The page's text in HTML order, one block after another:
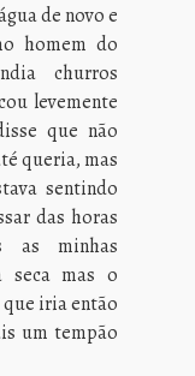
de novo e
homem do
churros
levemente
que não
queria, mas
sentindo
das horas
as minhas
seca mas o
iria então
um tempão